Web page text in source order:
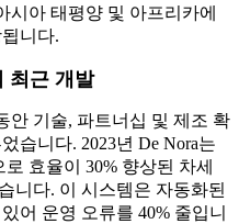
시아 태평양 및 아프리카에
니다.
최근 개발
안 기술, 파트너십 및 제조 확
습니다. 2023년 De Nora는
효율이 30% 향상된 차세
니다. 이 시스템은 자동화된
어 운영 오류를 40% 줄입니